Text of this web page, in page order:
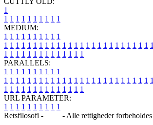
1
1 1 1 1 1 1 1 1 1 1
MEDIUM:
1 1 1 1 1 1 1 1 1 1
1 1 1 1 1 1 1 1 1 1 1 1 1 1 1 1 1 1 1 1 1 1 1 1 1 1
1 1 1 1 1 1 1 1 1 1 1 1 1 1
PARALLELS:
1 1 1 1 1 1 1 1 1 1
1 1 1 1 1 1 1 1 1 1 1 1 1 1 1 1 1 1 1 1 1 1 1 1 1 1
1 1 1 1 1 1 1 1 1 1 1 1 1 1
URL PARAMETER:
1 1 1 1 1 1 1 1 1 1
Retsfilosofi -
- Alle rettigheder forbeholdes